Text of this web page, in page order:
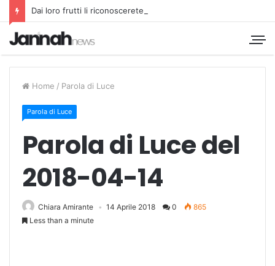
Dai loro frutti li riconoscerete
Home / Parola di Luce
Parola di Luce
Parola di Luce del
2018-04-14
Chiara Amirante 14 Aprile 2018 0
865
Less than a minute